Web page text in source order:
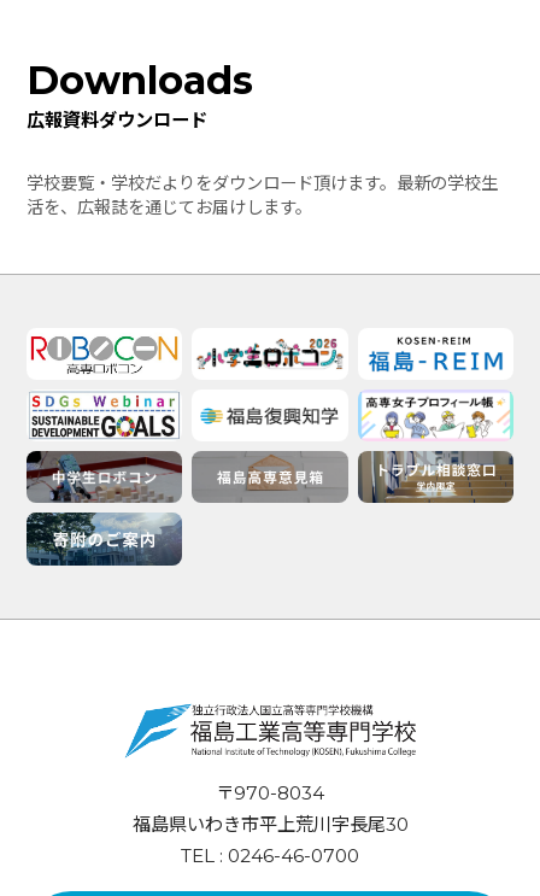
Downloads
広報資料ダウンロード
学校要覧・学校だよりをダウンロード頂けます。最新の学校生
活を、広報誌を通じてお届けします。
〒970-8034
福島県いわき市平上荒川字長尾30
TEL : 0246-46-0700